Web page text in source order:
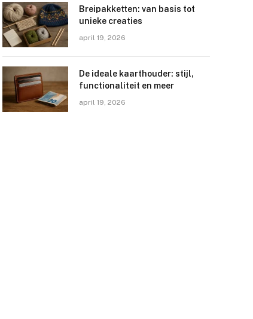
Breipakketten: van basis tot
unieke creaties
april 19, 2026
De ideale kaarthouder: stijl,
functionaliteit en meer
april 19, 2026